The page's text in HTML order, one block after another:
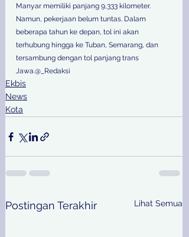
Manyar memiliki panjang 9,333 kilometer.
Namun, pekerjaan belum tuntas. Dalam
beberapa tahun ke depan, tol ini akan
terhubung hingga ke Tuban, Semarang, dan
tersambung dengan tol panjang trans
Jawa.@_Redaksi
Ekbis
News
Kota
Postingan Terakhir Lihat Semua